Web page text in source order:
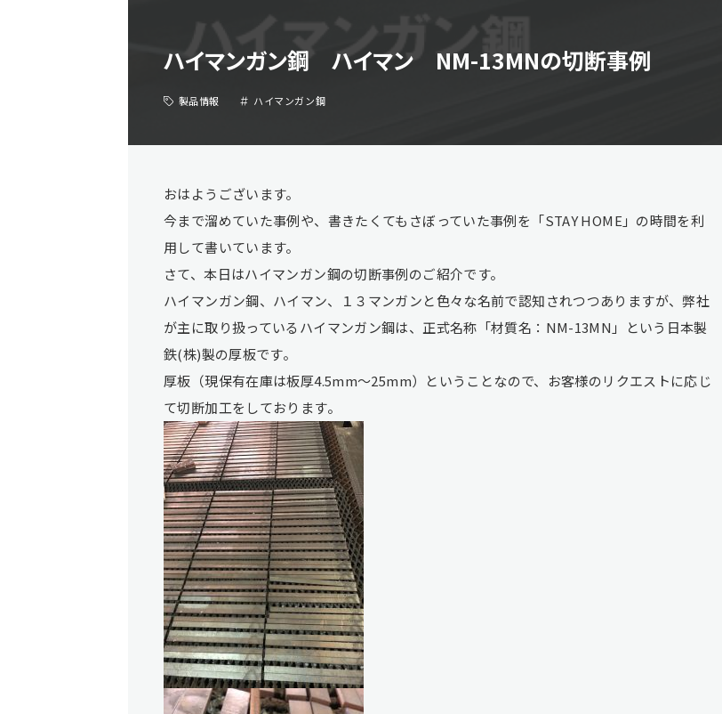
ハイマンガン鋼 ハイマン NM-13MNの切断事例
製品情報 ハイマンガン鋼
おはようございます。
今まで溜めていた事例や、書きたくてもさぼっていた事例を「STAY HOME」の時間を利
用して書いています。
さて、本日はハイマンガン鋼の切断事例のご紹介です。
ハイマンガン鋼、ハイマン、１３マンガンと色々な名前で認知されつつありますが、弊社
が主に取り扱っているハイマンガン鋼は、正式名称「材質名：NM-13MN」という日本製
鉄(株)製の厚板です。
厚板（現保有在庫は板厚4.5mm～25mm）ということなので、お客様のリクエストに応じ
て切断加工をしております。